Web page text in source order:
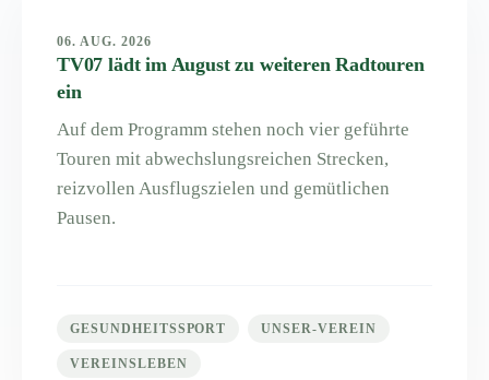
06. AUG. 2026
TV07 lädt im August zu weiteren Radtouren
ein
Auf dem Programm stehen noch vier geführte
Touren mit abwechslungsreichen Strecken,
reizvollen Ausflugszielen und gemütlichen
Pausen.
GESUNDHEITSSPORT UNSER-VEREIN
VEREINSLEBEN